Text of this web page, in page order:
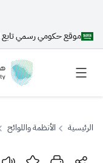
موقع حكومي رسمي تابع
بحث
الرئيسية الأنظمة واللوائح